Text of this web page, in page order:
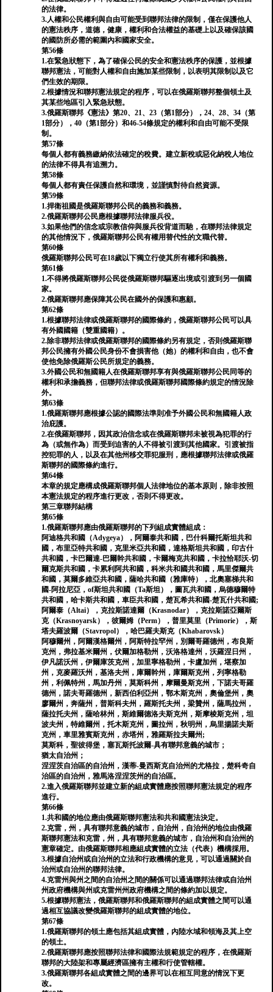
的法律。
3.人權和公民權利與自由可能受到聯邦法律的限制，僅在保護他人
的憲法秩序，道德，健康，權利和合法權益的基礎上以及確保該國
的國防所必需的範圍內和國家安全。
第56條
1.在緊急狀態下，為了確保公民的安全和憲法秩序的保護，並根據
聯邦憲法，可能對人權和自由施加某些限制，以表明其限制以及它
們生效的期限。
2.根據情況和聯邦憲法規定的程序，可以在俄羅斯聯邦整個領土及
其某些地區引入緊急狀態。
3.俄羅斯聯邦《憲法》第20、21、23（第1部分），24、28、34（第
1部分），40（第1部分）和46-54條規定的權利和自由可能不受限
制。
第57條
每個人都有義務繳納依法確定的稅費。建立新稅或惡化納稅人地位
的法律不得具有追溯力。
第58條
每個人都有責任保護自然和環境，並謹慎對待自然資源。
第59條
1.捍衛祖國是俄羅斯聯邦公民的義務和義務。
2.俄羅斯聯邦公民應根據聯邦法律服兵役。
3.如果他們的信念或宗教信仰與服兵役背道而馳，在聯邦法律規定
的其他情況下，俄羅斯聯邦公民有權用替代性的文職代替。
第60條
俄羅斯聯邦公民可在18歲以下獨立行使其所有權利和義務。
第61條
1.不得將俄羅斯聯邦公民從俄羅斯聯邦驅逐出境或引渡到另一個國
家。
2.俄羅斯聯邦應保障其公民在國外的保護和惠顧。
第62條
1.根據聯邦法律或俄羅斯聯邦的國際條約，俄羅斯聯邦公民可以具
有外國國籍（雙重國籍）。
2.除非聯邦法律或俄羅斯聯邦的國際條約另有規定，否則俄羅斯聯
邦公民擁有外國公民身份不會損害他（她）的權利和自由，也不會
使他免除俄羅斯公民所規定的義務。
3.外國公民和無國籍人在俄羅斯聯邦享有與俄羅斯聯邦公民同等的
權利和承擔義務，但聯邦法律或俄羅斯聯邦國際條約規定的情況除
外。
第63條
1.俄羅斯聯邦應根據公認的國際法準則准予外國公民和無國籍人政
治庇護。
2.在俄羅斯聯邦，因其政治信念或在俄羅斯聯邦未被視為犯罪的行
為（或無作為）而受到迫害的人不得被引渡到其他國家。引渡被指
控犯罪的人，以及在其他州移交罪犯服刑，應根據聯邦法律或俄羅
斯聯邦的國際條約進行。
第64條
本章的規定應構成俄羅斯聯邦個人法律地位的基本原則，除非按照
本憲法規定的程序進行更改，否則不得更改。
第三章聯邦結構
第65條
1.俄羅斯聯邦應由俄羅斯聯邦的下列組成實體組成：
阿迪格共和國（Adygeya），阿爾泰共和國，巴什科爾托斯坦共和
國，布里亞特共和國，克里米亞共和國，達格斯坦共和國，印古什
共和國，卡巴爾達-巴爾幹共和國，卡爾梅克共和國，卡拉恰耶沃-切
爾克斯共和國，卡累利阿共和國，科米共和國共和國，馬里傑爾共
和國，莫爾多維亞共和國，薩哈共和國（雅庫特），北奧塞梯共和
國-阿拉尼亞，of斯坦共和國（Ta斯坦），圖瓦共和國，烏德穆爾特
共和國，哈卡斯共和國，車臣共和國，楚瓦希共和國-楚瓦什共和國;
阿爾泰（Altai），克拉斯諾達爾（Krasnodar），克拉斯諾亞爾斯
克（Krasnoyarsk），彼爾姆（Perm），普里莫里（Primorie），斯
塔夫羅波爾（Stavropol），哈巴羅夫斯克（Khabarovsk）
阿穆爾州，阿爾漢格爾州，阿斯特拉罕州，別爾哥羅德州，布良斯
克州，弗拉基米爾州，伏爾加格勒州，沃洛格達州，沃羅涅日州，
伊凡諾沃州，伊爾庫茨克州，加里寧格勒州，卡盧加州，堪察加
州，克麥羅沃州，基洛夫州，庫爾幹州，庫爾斯克州，列寧格勒
州，利佩特州，馬加丹州，莫斯科州，摩爾曼斯克州，下諾夫哥羅
德州，諾夫哥羅德州，新西伯利亞州，鄂木斯克州，奧倫堡州，奧
廖爾州，奔薩州，普斯科夫州，羅斯托夫州，梁贊州，薩馬拉州，
薩拉托夫州，薩哈林州，斯維爾德洛夫斯克州，斯摩棱斯克州，坦
波夫州，特維爾州，托木斯克州，圖拉州，秋明州，烏里揚諾夫斯
克州，車里雅賓斯克州，赤塔州，雅羅斯拉夫爾州;
莫斯科，聖彼得堡，塞瓦斯托波爾-具有聯邦意義的城市；
猶太自治州；
涅涅茨自治區的自治州，漢蒂-曼西斯克自治州的尤格拉，楚科奇自
治區的自治州，雅馬洛涅涅茨州的自治區。
2.進入俄羅斯聯邦並建立新的組成實體應按照聯邦憲法規定的程序
進行。
第66條
1.共和國的地位應由俄羅斯聯邦憲法和共和國憲法決定。
2.克雷，州，具有聯邦意義的城市，自治州，自治州的地位由俄羅
斯聯邦憲法和克雷，州，具有聯邦意義的城市，自治州和自治州的
憲章確定。由俄羅斯聯邦相應組成實體的立法（代表）機構採用。
3.根據自治州或自治州的立法和行政機構的意見，可以通過關於自
治州或自治州的聯邦法律。
4.克雷州與州之間的自治州之間的關係可以通過聯邦法律或自治州
州政府機構與州或克雷州州政府機構之間的條約加以規定。
5.根據聯邦憲法，俄羅斯聯邦和俄羅斯聯邦的組成實體之間可以通
過相互協議改變俄羅斯聯邦的組成實體的地位。
第67條
1.俄羅斯聯邦的領土應包括其組成實體，內陸水域和領海及其上空
的領土。
2.俄羅斯聯邦應按照聯邦法律和國際法規範規定的程序，在俄羅斯
聯邦的大陸架和專屬經濟區擁有主權和行使管轄權。
3.俄羅斯聯邦各組成實體之間的邊界可以在相互同意的情況下更
改。